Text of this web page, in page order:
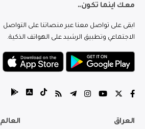
معك اينما تكون..
ابقى على تواصل معنا عبر منصاتنا على التواصل
الاجتماعي وتطبيق الرشيد على الهواتف الذكية.
العراق العالم